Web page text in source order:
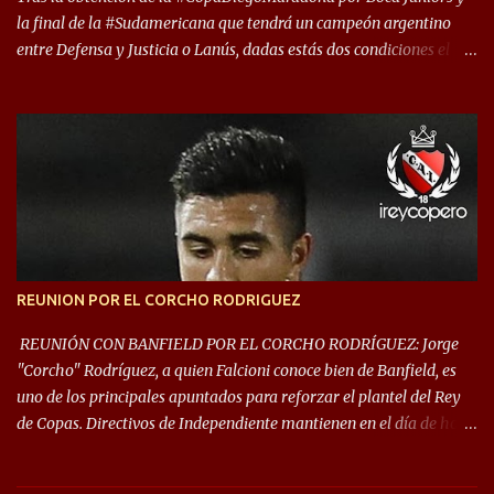
la final de la #Sudamericana que tendrá un campeón argentino
entre Defensa y Justicia o Lanús, dadas estás dos condiciones el
que iniciará en fase de grupos con 6 partidos, de los cuales sólo los
primeros de cada grupo jugarán los 8vos. con los 3ros. mejores de
las fases de grupos de la #CopaLibertadores 2021. ¡Este año hay
noche de Copas Rey! ⚽🇦🇹👑🏆.
REUNION POR EL CORCHO RODRIGUEZ
REUNIÓN CON BANFIELD POR EL CORCHO RODRÍGUEZ: Jorge
"Corcho" Rodríguez, a quien Falcioni conoce bien de Banfield, es
uno de los principales apuntados para reforzar el plantel del Rey
de Copas. Directivos de Independiente mantienen en el día de hoy